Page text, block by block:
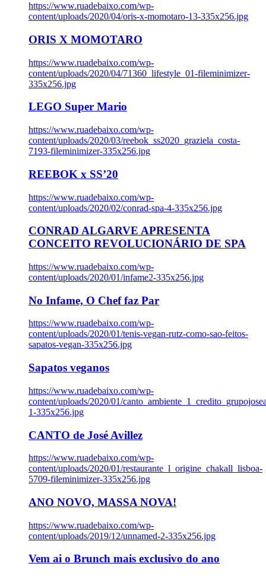
https://www.ruadebaixo.com/wp-
content/uploads/2020/04/oris-x-momotaro-13-335x256.jpg
ORIS X MOMOTARO
https://www.ruadebaixo.com/wp-
content/uploads/2020/04/71360_lifestyle_01-fileminimizer-
335x256.jpg
LEGO Super Mario
https://www.ruadebaixo.com/wp-
content/uploads/2020/03/reebok_ss2020_graziela_costa-
7193-fileminimizer-335x256.jpg
REEBOK x SS’20
https://www.ruadebaixo.com/wp-
content/uploads/2020/02/conrad-spa-4-335x256.jpg
CONRAD ALGARVE APRESENTA
CONCEITO REVOLUCIONÁRIO DE SPA
https://www.ruadebaixo.com/wp-
content/uploads/2020/01/infame2-335x256.jpg
No Infame, O Chef faz Par
https://www.ruadebaixo.com/wp-
content/uploads/2020/01/tenis-vegan-rutz-como-sao-feitos-
sapatos-vegan-335x256.jpg
Sapatos veganos
https://www.ruadebaixo.com/wp-
content/uploads/2020/01/
1-335x256.jpg
CANTO de José Avillez
https://www.ruadebaixo.com/wp-
content/uploads/2020/01/restaurante_l_origine_chakall_lisboa-
5709-fileminimizer-335x256.jpg
ANO NOVO, MASSA NOVA!
https://www.ruadebaixo.com/wp-
content/uploads/2019/12/unnamed-2-335x256.jpg
Vem ai o Brunch mais exclusivo do ano